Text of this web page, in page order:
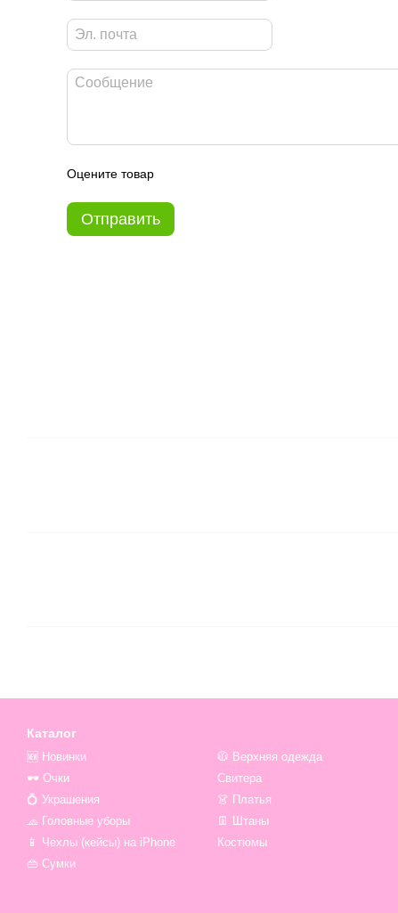
Оцените товар
Отправить
Каталог
🆕 Новинки
🕶 Очки
💍 Украшения
🧢 Головные уборы
📱 Чехлы (кейсы) на iPhone
👜 Сумки
🧥 Верхняя одежда
Свитера
👗 Платья
👖 Штаны
Костюмы